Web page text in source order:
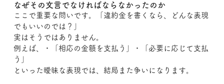
なぜその文言でなければならなかったのか
ここで重要な問いです。「違約金を書くなら、どんな表現
でもいいのでは？」
実はそうではありません。
例えば、・「相応の金額を支払う」・「必要に応じて支払
う」
といった曖昧な表現では、結局また争いになります。